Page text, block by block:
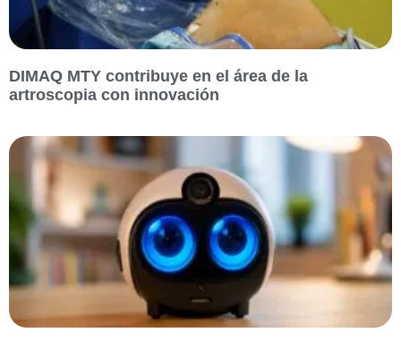
DIMAQ MTY contribuye en el área de la
artroscopia con innovación